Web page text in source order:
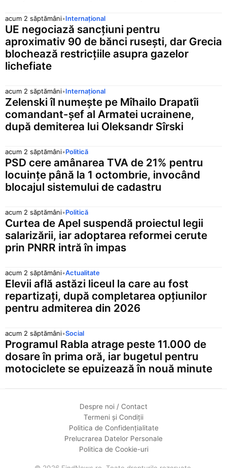
acum 2 săptămâni•Internațional
UE negociază sancțiuni pentru
aproximativ 90 de bănci rusești, dar Grecia
blochează restricțiile asupra gazelor
lichefiate
acum 2 săptămâni•Internațional
Zelenski îl numește pe Mîhailo Drapatîi
comandant-șef al Armatei ucrainene,
după demiterea lui Oleksandr Sîrski
acum 2 săptămâni•Politică
PSD cere amânarea TVA de 21% pentru
locuințe până la 1 octombrie, invocând
blocajul sistemului de cadastru
acum 2 săptămâni•Politică
Curtea de Apel suspendă proiectul legii
salarizării, iar adoptarea reformei cerute
prin PNRR intră în impas
acum 2 săptămâni•Actualitate
Elevii află astăzi liceul la care au fost
repartizați, după completarea opțiunilor
pentru admiterea din 2026
acum 2 săptămâni•Social
Programul Rabla atrage peste 11.000 de
dosare în prima oră, iar bugetul pentru
motociclete se epuizează în nouă minute
Despre noi / Contact
Termeni și Condiții
Politica de Confidențialitate
Prelucrarea Datelor Personale
Politica de Cookie-uri